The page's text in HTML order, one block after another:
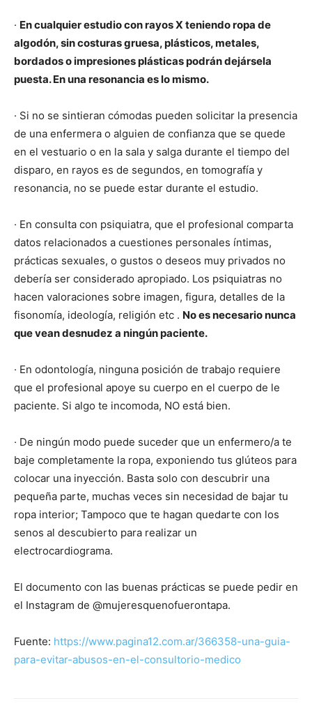
· En cualquier estudio con rayos X teniendo ropa de
algodón, sin costuras gruesa, plásticos, metales,
bordados o impresiones plásticas podrán dejársela
puesta. En una resonancia es lo mismo.
· Si no se sintieran cómodas pueden solicitar la presencia
de una enfermera o alguien de confianza que se quede
en el vestuario o en la sala y salga durante el tiempo del
disparo, en rayos es de segundos, en tomografía y
resonancia, no se puede estar durante el estudio.
· En consulta con psiquiatra, que el profesional comparta
datos relacionados a cuestiones personales íntimas,
prácticas sexuales, o gustos o deseos muy privados no
debería ser considerado apropiado. Los psiquiatras no
hacen valoraciones sobre imagen, figura, detalles de la
fisonomía, ideología, religión etc . No es necesario nunca
que vean desnudez a ningún paciente.
· En odontología, ninguna posición de trabajo requiere
que el profesional apoye su cuerpo en el cuerpo de le
paciente. Si algo te incomoda, NO está bien.
· De ningún modo puede suceder que un enfermero/a te
baje completamente la ropa, exponiendo tus glúteos para
colocar una inyección. Basta solo con descubrir una
pequeña parte, muchas veces sin necesidad de bajar tu
ropa interior; Tampoco que te hagan quedarte con los
senos al descubierto para realizar un
electrocardiograma.
El documento con las buenas prácticas se puede pedir en
el Instagram de @mujeresquenofuerontapa.
Fuente: https://www.pagina12.com.ar/366358-una-guia-
para-evitar-abusos-en-el-consultorio-medico